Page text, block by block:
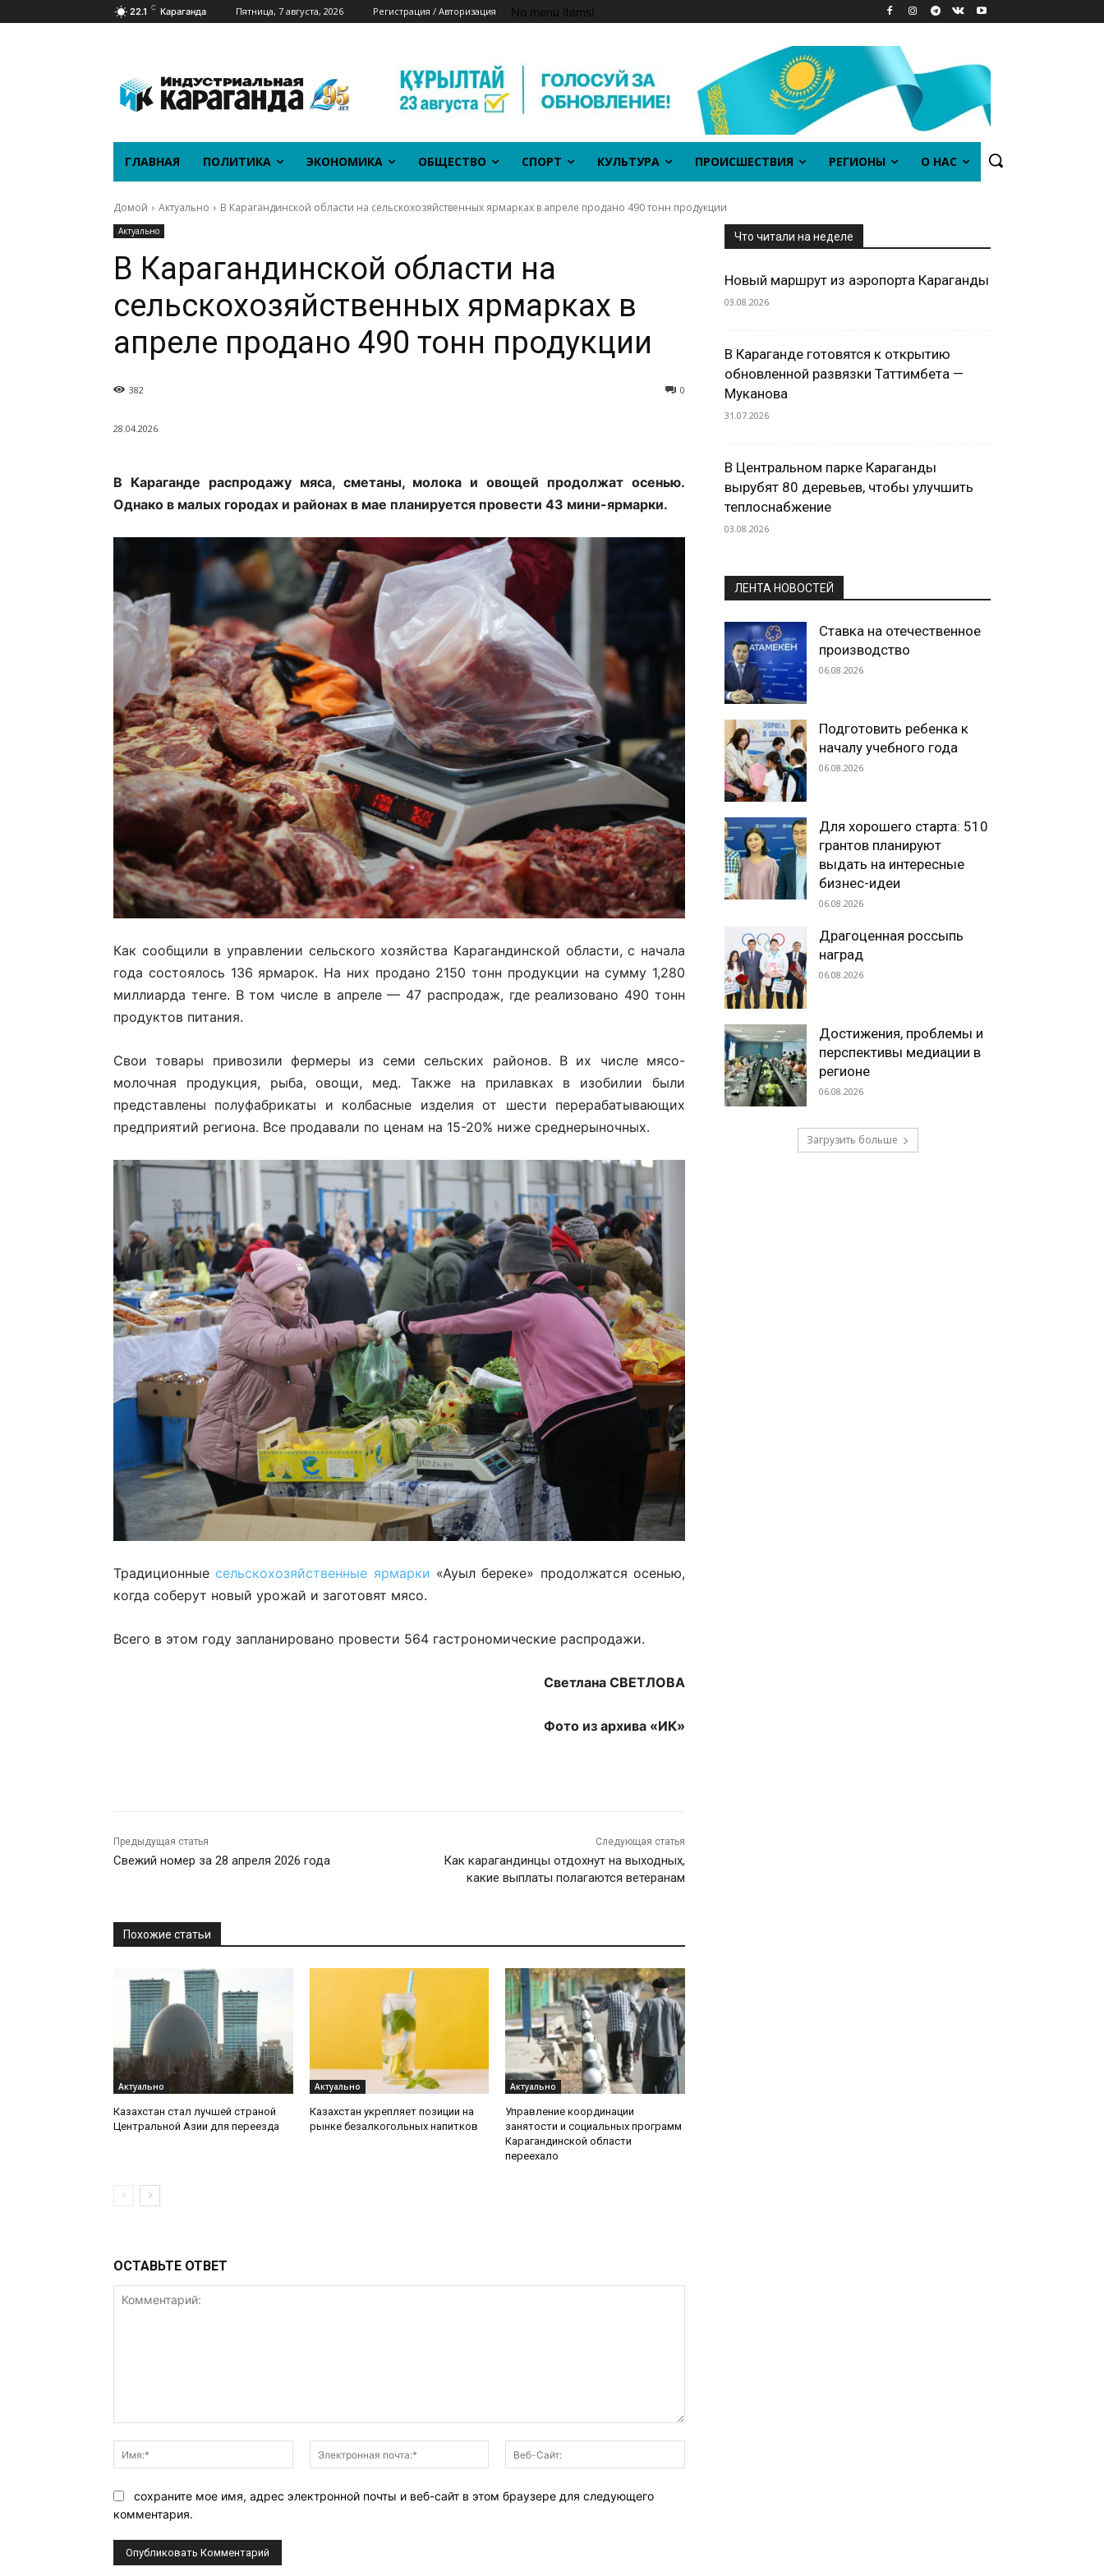
22.1 C Караганда Пятница, 7 августа, 2026 Регистрация / Авторизация No menu items!
ГЛАВНАЯ ПОЛИТИКА ЭКОНОМИКА ОБЩЕСТВО СПОРТ КУЛЬТУРА ПРОИСШЕСТВИЯ РЕГИОНЫ О НАС
Домой Актуально В Карагандинской области на сельскохозяйственных ярмарках в апреле продано 490 тонн продукции
Актуально
В Карагандинской области на
сельскохозяйственных ярмарках в
апреле продано 490 тонн продукции
0
382
28.04.2026
В Караганде распродажу мяса, сметаны, молока и овощей продолжат осенью.
Однако в малых городах и районах в мае планируется провести 43 мини-ярмарки.
Как сообщили в управлении сельского хозяйства Карагандинской области, с начала
года состоялось 136 ярмарок. На них продано 2150 тонн продукции на сумму 1,280
миллиарда тенге. В том числе в апреле — 47 распродаж, где реализовано 490 тонн
продуктов питания.
Свои товары привозили фермеры из семи сельских районов. В их числе мясо-
молочная продукция, рыба, овощи, мед. Также на прилавках в изобилии были
представлены полуфабрикаты и колбасные изделия от шести перерабатывающих
предприятий региона. Все продавали по ценам на 15-20% ниже среднерыночных.
Традиционныесельскохозяйственные ярмарки «Ауыл береке» продолжатся осенью,
когда соберут новый урожай и заготовят мясо.
Всего в этом году запланировано провести 564 гастрономические распродажи.
Светлана СВЕТЛОВА
Фото из архива «ИК»
Предыдущая статья
Свежий номер за 28 апреля 2026 года
Следующая статья
Как карагандинцы отдохнут на выходных,
какие выплаты полагаются ветеранам
Похожие статьи
Актуально
Казахстан стал лучшей страной
Центральной Азии для переезда
Актуально
Казахстан укрепляет позиции на
рынке безалкогольных напитков
Актуально
Управление координации
занятости и социальных программ
Карагандинской области
переехало
ОСТАВЬТЕ ОТВЕТ
Имя:*
Электронная
почта:*
Сайт:
сохраните мое имя, адрес электронной почты и веб-сайт в этом браузере для следующего
комментария.
Что читали на неделе
Новый маршрут из аэропорта Караганды
03.08.2026
В Караганде готовятся к открытию
обновленной развязки Таттимбета —
Муканова
31.07.2026
В Центральном парке Караганды
вырубят 80 деревьев, чтобы улучшить
теплоснабжение
03.08.2026
ЛЕНТА НОВОСТЕЙ
Ставка на отечественное
производство
06.08.2026
Подготовить ребенка к
началу учебного года
06.08.2026
Для хорошего старта: 510
грантов планируют
выдать на интересные
бизнес-идеи
06.08.2026
Драгоценная россыпь
наград
06.08.2026
Достижения, проблемы и
перспективы медиации в
регионе
06.08.2026
Загрузить больше